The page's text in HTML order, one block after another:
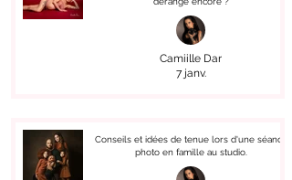
Camiille Dar
7 janv.
Conseils et idées de tenue lors d'une séance
photo en famille au studio.